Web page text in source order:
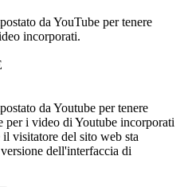
da YouTube per tenere
incorporati.
da Youtube per tenere
per i video di Youtube incorporati
visitatore del sito web sta
dell'interfaccia di